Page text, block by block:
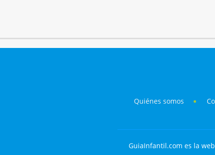
Quiénes somos
GuiaInfantil.com es la